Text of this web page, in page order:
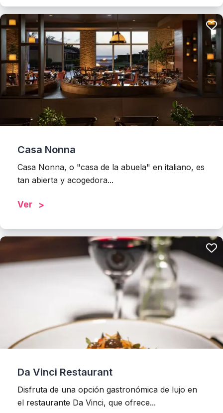
Casa Nonna
Casa Nonna, o "casa de la abuela" en italiano, es
tan abierta y acogedora...
Ver
Da Vinci Restaurant
Disfruta de una opción gastronómica de lujo en
el restaurante Da Vinci, que ofrece...